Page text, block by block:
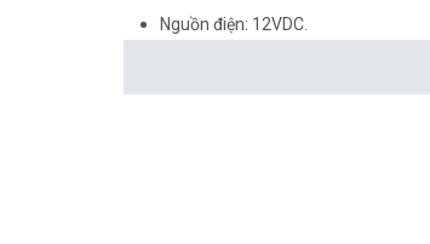
Nguồn điện: 12VDC.
Trọng lượng: ≤ 1 kg